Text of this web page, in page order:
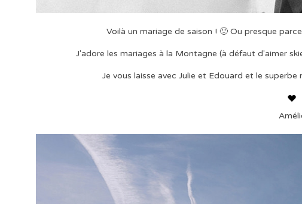
Voilà un mariage de saison ! 🙂 Ou presque
J'adore les mariages à la Montagne (à défaut d'aimer
Je vous laisse avec Julie et Edouard et le